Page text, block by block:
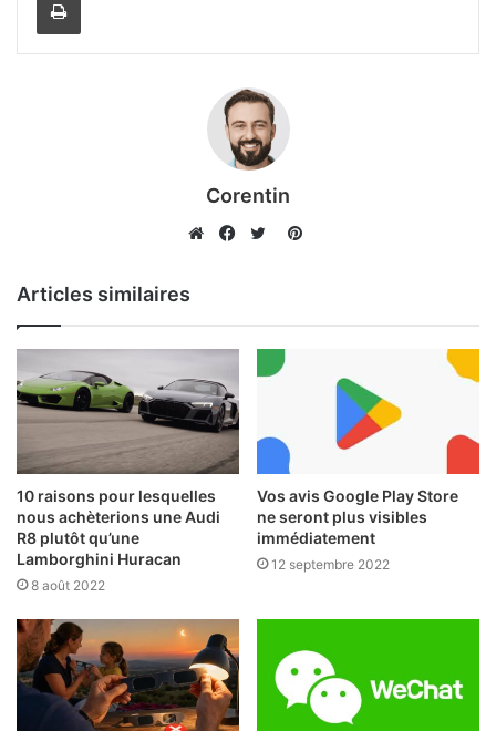
Corentin
Pinterest
Articles similaires
10 raisons pour lesquelles
nous achèterions une Audi
R8 plutôt qu’une
Lamborghini Huracan
8 août 2022
Vos avis Google Play Store
ne seront plus visibles
immédiatement
12 septembre 2022